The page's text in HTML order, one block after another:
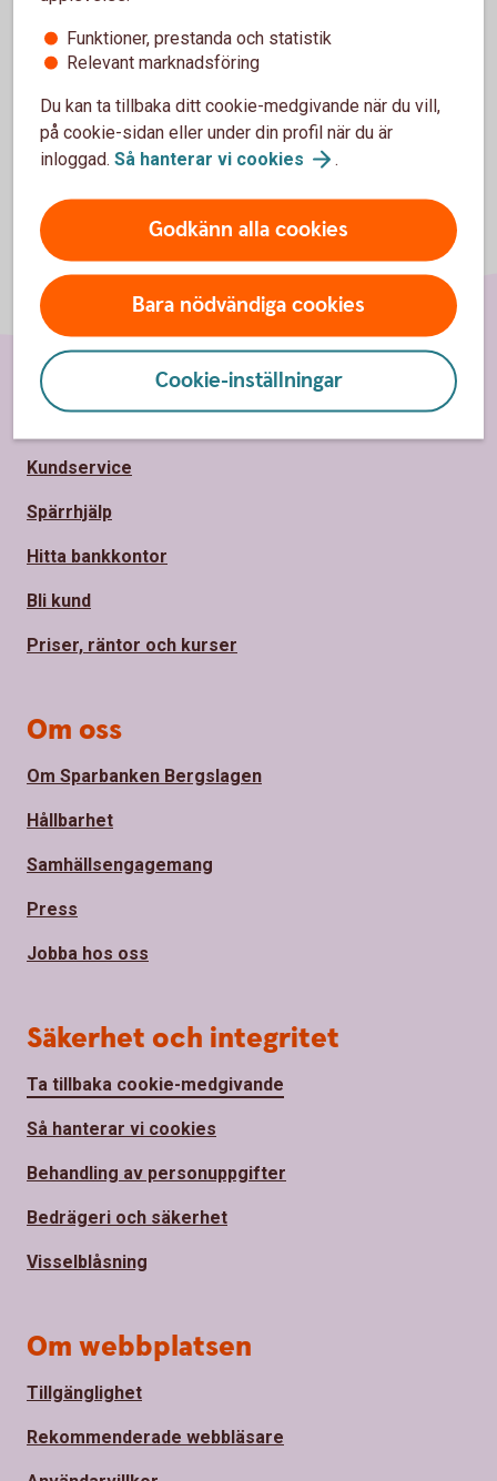
Avser svenska och nordiska aktier. Tillbaka
Funktioner, prestanda och statistik
Relevant marknadsföring
Du kan ta tillbaka ditt cookie-medgivande när du vill,
på cookie-sidan eller under din profil när du är
inloggad. Så hanterar vi cookies .
Godkänn alla cookies
Bara nödvändiga cookies
Cookie-inställningar
Sidfot
Hitta snabbt
Kundservice
Spärrhjälp
Hitta bankkontor
Bli kund
Priser, räntor och kurser
Om oss
Om Sparbanken Bergslagen
Hållbarhet
Samhällsengagemang
Press
Jobba hos oss
Säkerhet och integritet
Ta tillbaka cookie-medgivande
Så hanterar vi cookies
Behandling av personuppgifter
Bedrägeri och säkerhet
Visselblåsning
Om webbplatsen
Tillgänglighet
Rekommenderade webbläsare